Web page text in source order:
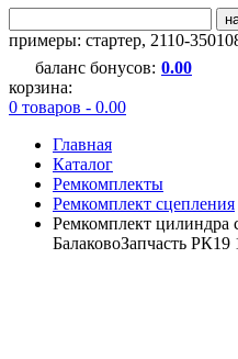
примеры: стартер, 2110-
баланс бонусов: 0.00
корзина:
0 товаров - 0.00
Главная
Каталог
Ремкомплекты
Ремкомплект сцепления
Ремкомплект цилиндра
БалаковоЗапчасть РК19